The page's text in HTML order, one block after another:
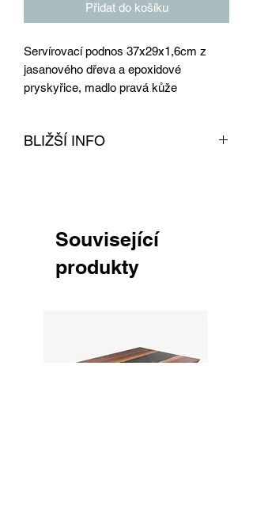
Přidat do košíku
Servírovací podnos 37x29x1,6cm z
jasanového dřeva a epoxidové
pryskyřice, madlo pravá kůže
BLIŽŠÍ INFO
Související
produkty